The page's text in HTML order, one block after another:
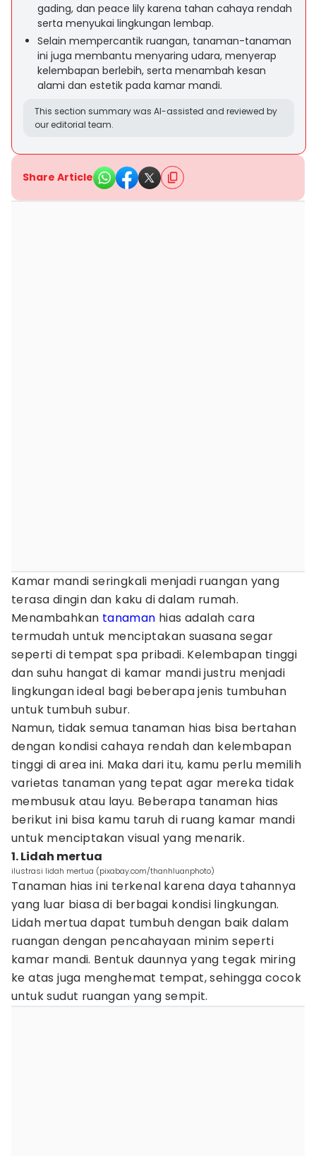
gading, dan peace lily karena tahan cahaya rendah
serta menyukai lingkungan lembap.
Selain mempercantik ruangan, tanaman-tanaman
ini juga membantu menyaring udara, menyerap
kelembapan berlebih, serta menambah kesan
alami dan estetik pada kamar mandi.
This section summary was AI-assisted and reviewed by
our editorial team.
Share Article
Kamar mandi seringkali menjadi ruangan yang
terasa dingin dan kaku di dalam rumah.
Menambahkan tanaman hias adalah cara
termudah untuk menciptakan suasana segar
seperti di tempat spa pribadi. Kelembapan tinggi
dan suhu hangat di kamar mandi justru menjadi
lingkungan ideal bagi beberapa jenis tumbuhan
untuk tumbuh subur.
Namun, tidak semua tanaman hias bisa bertahan
dengan kondisi cahaya rendah dan kelembapan
tinggi di area ini. Maka dari itu, kamu perlu memilih
varietas tanaman yang tepat agar mereka tidak
membusuk atau layu. Beberapa tanaman hias
berikut ini bisa kamu taruh di ruang kamar mandi
untuk menciptakan visual yang menarik.
1. Lidah mertua
ilustrasi lidah mertua (pixabay.com/thanhluanphoto)
Tanaman hias ini terkenal karena daya tahannya
yang luar biasa di berbagai kondisi lingkungan.
Lidah mertua dapat tumbuh dengan baik dalam
ruangan dengan pencahayaan minim seperti
kamar mandi. Bentuk daunnya yang tegak miring
ke atas juga menghemat tempat, sehingga cocok
untuk sudut ruangan yang sempit.